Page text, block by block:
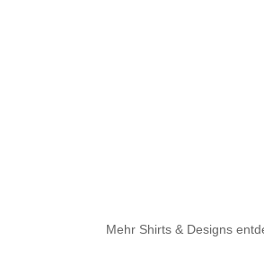
Mehr Shirts & Designs